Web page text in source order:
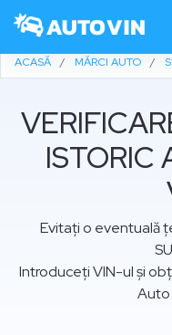
ACASĂ MĂRCI AUTO
ISTORIC
Evitați o eventuală
Introduceți VIN-ul și
Auto